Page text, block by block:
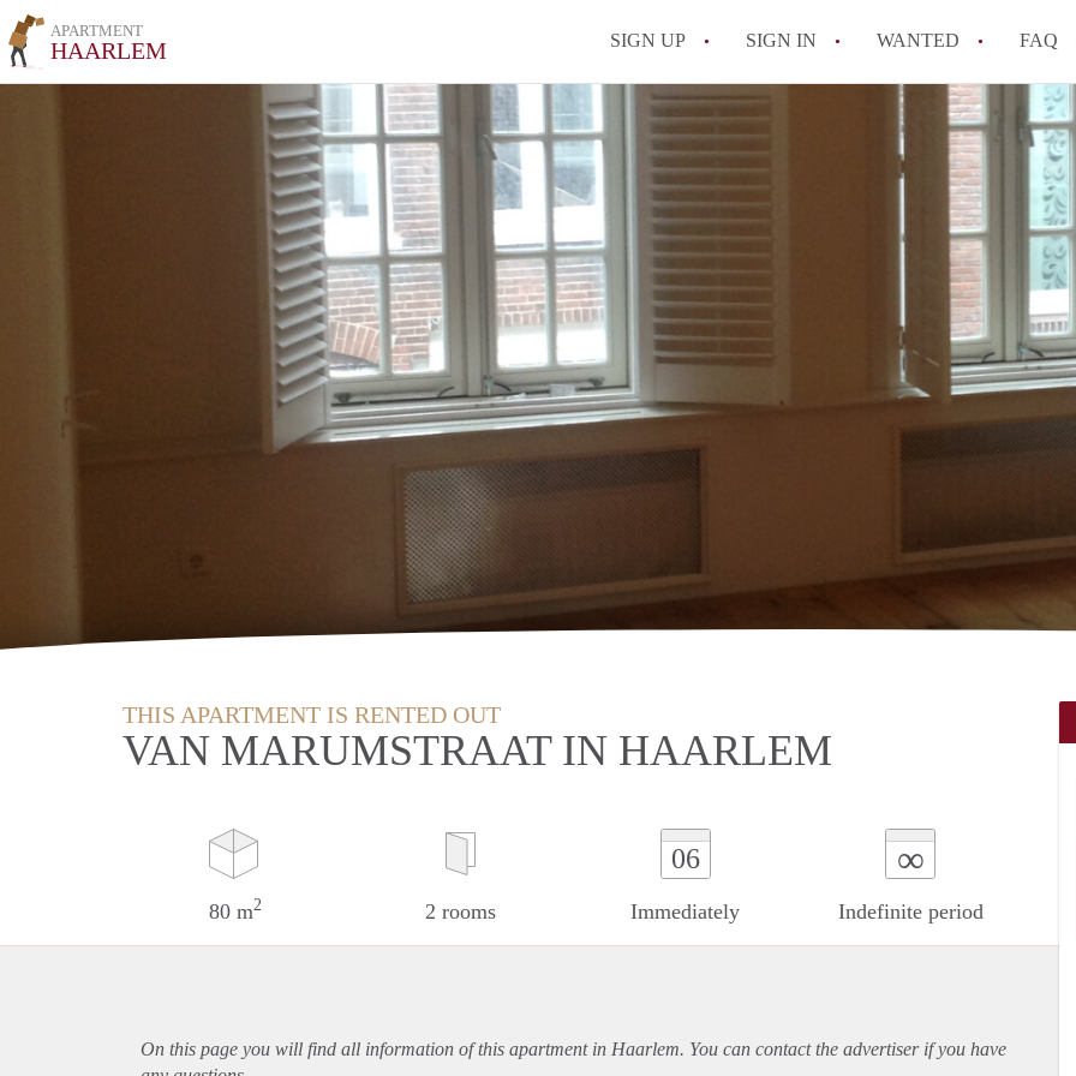
APARTMENT
HAARLEM SIGN UP SIGN IN WANTED FAQ
THIS APARTMENT IS RENTED OUT
VAN MARUMSTRAAT IN HAARLEM
80 m2 2 rooms
06
Immediately
∞
Indefinite period
On this page you will find all information of this apartmentin Haarlem. You can contact the advertiser if you have